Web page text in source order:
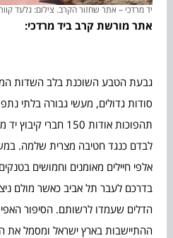
יד מרדכי – אתר שחזור הקרב. צילום: גלעד
אתר מורשת קרב ביד
גבעת הטבע השוכנת בלב השדות
סודות גדולים, מעשי גבורה בלתי
תהפוכות אודות 150
לבדם כנגד חטיבה מצרית שלמה.
אלפי חיילים מאומנים וחמושים
בדרכם לעבר תל אביב כאשר מולם
הדלים שעמדו לרשותם. הסיפור
ההתיישבות בארץ ישראל ומסמל את